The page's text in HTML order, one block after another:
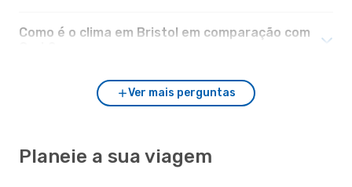
Como é o clima em Bristol em comparação com
Ver mais perguntas
Planeie a sua viagem